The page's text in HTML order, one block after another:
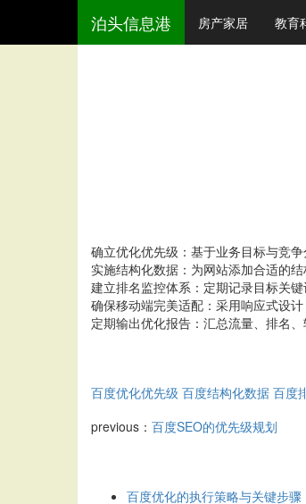
泊头信息港 房产家居 教育
确立优化优先级：基于业务目标与竞
实施结构化数据：为网站添加合适的
建立排名监控体系：定期记录目标关
确保移动端完美适配：采用响应式设
定期输出优化报告：汇总流量、排名
百度优化优先级 百度结构化数据 百度
previous： 百度SEO的优先级规划
百度优化的执行策略与关键步骤